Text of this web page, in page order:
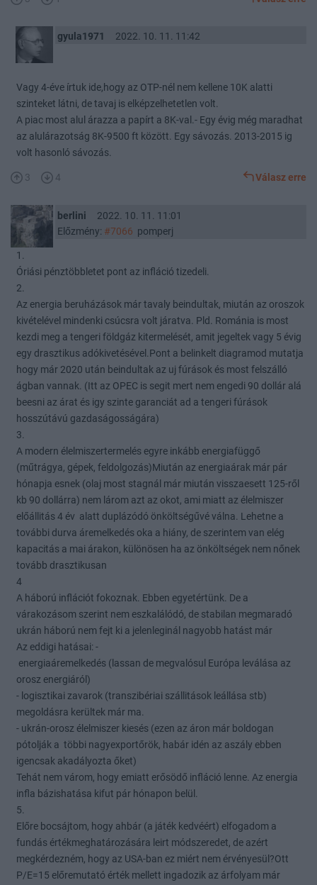
gyula1971 2022. 10. 11. 11:42
Vagy 4-éve írtuk ide,hogy az OTP-nél nem kellene 10K alatti
szinteket látni, de tavaj is elképzelhetetlen volt.
A piac most alul árazza a papírt a 8K-val.- Egy évig még maradhat
az alulárazotság 8K-9500 ft között. Egy sávozás. 2013-2015 ig
volt hasonló sávozás.
3 4 Válasz erre
berlini
2022. 10. 11. 11:01
Előzmény: #7066 pomperj
1.
Óriási pénztöbbletet pont az infláció tizedeli.
2.
Az energia beruházások már tavaly beindultak, miután az oroszok
kivételével mindenki csúcsra volt járatva. Pld. Románia is most
kezdi meg a tengeri földgáz kitermelését, amit jegeltek vagy 5 évig
egy drasztikus adókivetésével.Pont a belinkelt diagramod mutatja
hogy már 2020 után beindultak az uj fúrások és most felszálló
ágban vannak. (Itt az OPEC is segit mert nem engedi 90 dollár alá
beesni az árat és igy szinte garanciát ad a tengeri fúrások
hosszútávú gazdaságosságára)
3.
A modern élelmiszertermelés egyre inkább energiafüggő
(műtrágya, gépek, feldolgozás)Miután az energiaárak már pár
hónapja esnek (olaj most stagnál már miután visszaesett 125-ről
kb 90 dollárra) nem lárom azt az okot, ami miatt az élelmiszer
előállitás 4 év alatt duplázódó önköltségűvé válna. Lehetne a
további durva áremelkedés oka a hiány, de szerintem van elég
kapacitás a mai árakon, különösen ha az önköltségek nem nőnek
tovább drasztikusan
4
A háború inflációt fokoznak. Ebben egyetértünk. De a
várakozásom szerint nem eszkalálódó, de stabilan megmaradó
ukrán háború nem fejt ki a jelenleginál nagyobb hatást már
Az eddigi hatásai: -
energiaáremelkedés (lassan de megvalósul Európa leválása az
orosz energiáról)
- logisztikai zavarok (transzibériai szállitások leállása stb)
megoldásra kerültek már ma.
- ukrán-orosz élelmiszer kiesés (ezen az áron már boldogan
pótolják a többi nagyexportőrök, habár idén az aszály ebben
igencsak akadályozta őket)
Tehát nem várom, hogy emiatt erősödő infláció lenne. Az energia
infla bázishatása kifut pár hónapon belül.
5.
Előre bocsájtom, hogy ahbár (a játék kedvéért) elfogadom a
fundás értékmeghatározására leirt módszeredet, de azért
megkérdezném, hogy az USA-ban ez miért nem érvényesül?Ott
P/E=15 előremutató érték mellett ingadozik az árfolyam már